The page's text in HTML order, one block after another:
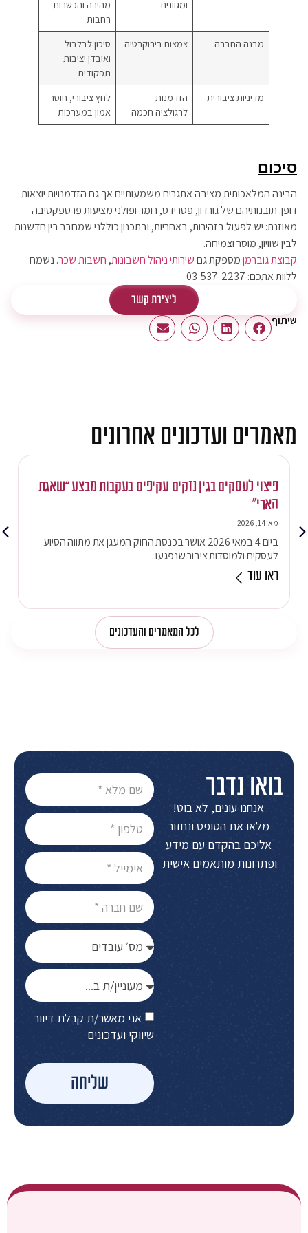
ומגוונים
מהירה והכשרות
רחבות
מבנה החברה
צמצום בירוקרטיה
סיכון לבלבול
ואובדן יציבות
תפקודית
מדיניות ציבורית
הזדמנות
לרגולציה חכמה
לחץ ציבורי, חוסר
אמון במערכות
סיכום
הבינה המלאכותית מציבה אתגרים משמעותיים אך גם הזדמנויות יוצאות
דופן. תובנותיהם של גורדון, פסרידס, רומר ופולני מציעות פרספקטיבה
מאוזנת: יש לפעול בזהירות, באחריות, ובתכנון כוללני שמחבר בין חדשנות
לבין שוויון, מוסר וצמיחה.
קבוצת גוברמןמספקת גםשירותי ניהול חשבונות,חשבות שכר. נשמח
ללוות אתכם: 03-537-2237
ליצירת קשר
שיתוף
מאמרים ועדכונים אחרונים
פיצוי לעסקים בגין נזקים עקיפים בעקבות מבצע “שאגת
הארי”
מאי 14, 2026
ביום 4 במאי 2026 אושר בכנסת החוק המעגן את מתווה הסיוע
לעסקים ולמוסדות ציבור שנפגעו...
ראו עוד
לכל המאמרים והעדכונים
בואו נדבר
אנחנו עונים, לא בוט!
מלאו את הטופס ונחזור
אליכם בהקדם עם מידע
ופתרונות מותאמים אישית
אני מאשר/ת קבלת דיוור
שיווקי ועדכונים
שליחה